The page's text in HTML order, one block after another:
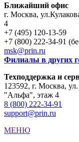
Ближайший офис
г. Москва,
4
+7 (495) 120-13-59
+7 (800) 222-34-91
msk@prin.ru
Филиалы в других
Техподдержка и
123592, г. Москва,
"Альфа", этаж 4
8 (800) 222-34-91
support@prin.ru
МЕНЮ